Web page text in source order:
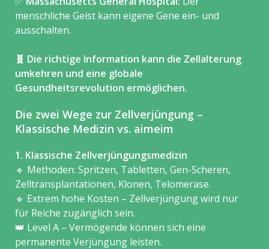
menschliche Geist kann eigene Gene ein- und
ausschalten.
🧬 Die richtige Information kann die Zellalterung
umkehren und eine globale
Gesundheitsrevolution ermöglichen.
Die zwei Wege zur Zellverjüngung –
Klassische Medizin vs. aimeim
1. Klassische Zellverjüngungsmedizin
🔹 Methoden: Spritzen, Tabletten, Gen-Scheren,
Zelltransplantationen, Klonen, Telomerase.
🔹 Extrem hohe Kosten – Zellverjüngung wird nur
für Reiche zugänglich sein.
👑 Level A – Vermögende können sich eine
permanente Verjüngung leisten.